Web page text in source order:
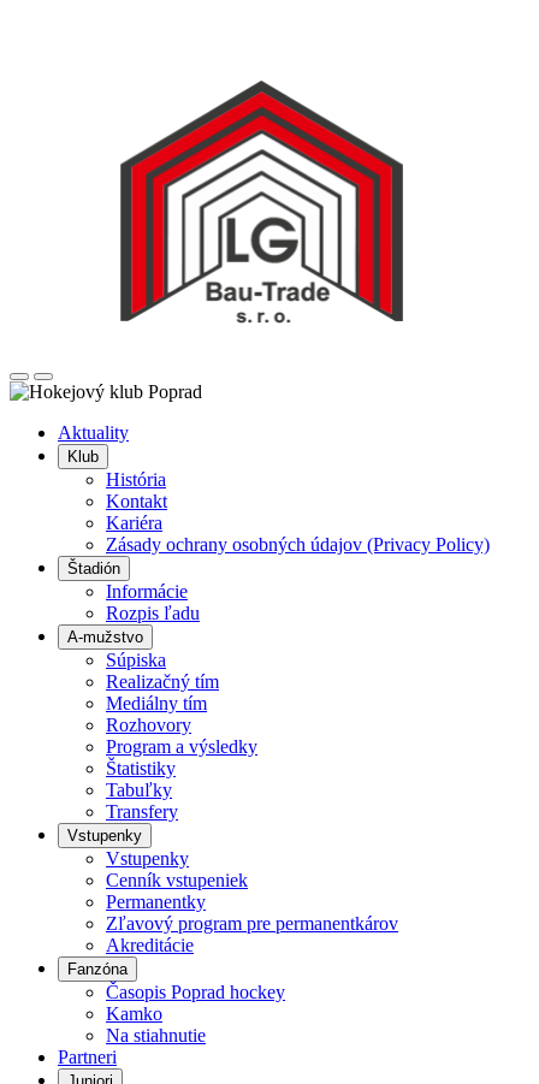
Posunúť
doľava
Posunúť
doprava
Aktuality
Klub
História
Kontakt
Kariéra
Zásady ochrany osobných údajov (Privacy Policy)
Štadión
Informácie
Rozpis ľadu
A-mužstvo
Súpiska
Realizačný tím
Mediálny tím
Rozhovory
Program a výsledky
Štatistiky
Tabuľky
Transfery
Vstupenky
Vstupenky
Cenník vstupeniek
Permanentky
Zľavový program pre permanentkárov
Akreditácie
Fanzóna
Časopis Poprad hockey
Kamko
Na stiahnutie
Partneri